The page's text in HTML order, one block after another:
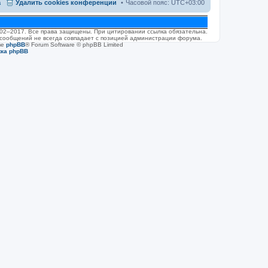
л
е
н
е
м
у
Часовой пояс: UTC+03:00
Удалить cookies конференции
Все права защищены. При цитировании ссылка обязательна.
не всегда совпадает с позицией администрации форума.
phpBB® Forum Software © phpBB Limited
phpBB